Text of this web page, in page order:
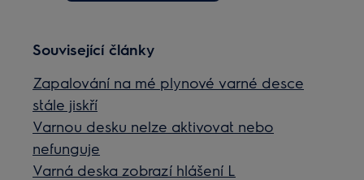
Související články
Zapalování na mé plynové varné desce
stále jiskří
Varnou desku nelze aktivovat nebo
nefunguje
Varná deska zobrazí hlášení L